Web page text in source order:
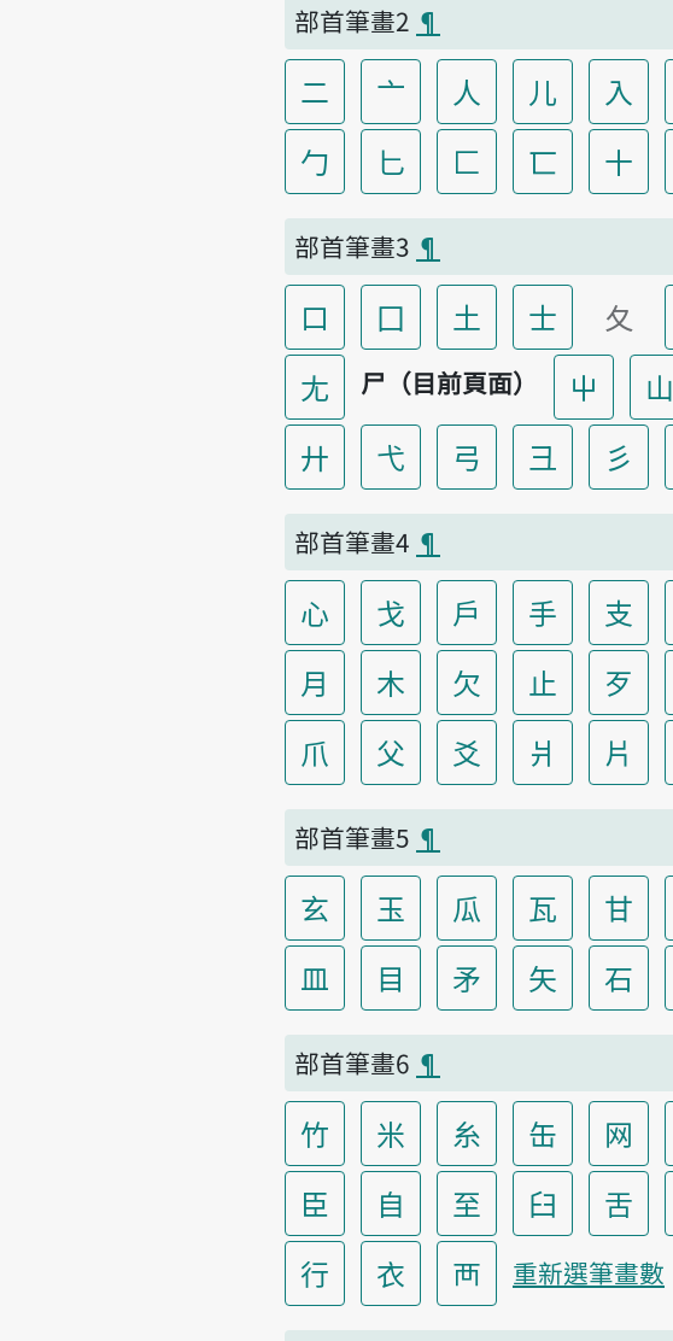
部首筆畫2 ¶
二 亠 人 儿 入
勹
匕 匚 匸 十
部首筆畫3 ¶
口 囗 土 士 夂
尢
尸（目前頁面） 屮 山
廾
弋 弓 彐 彡
部首筆畫4 ¶
心 戈 戶 手 支
月
木 欠 止 歹
爪
父 爻 爿 片
部首筆畫5 ¶
玄 玉 瓜 瓦 甘
皿
目 矛 矢 石
部首筆畫6 ¶
竹 米 糸 缶 网
臣
自 至 臼 舌
行
衣 襾 重新選筆畫數